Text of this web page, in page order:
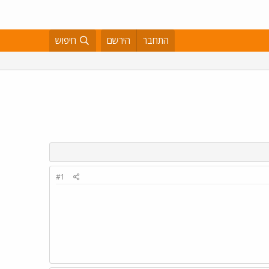
התחבר הירשם חיפוש
#1